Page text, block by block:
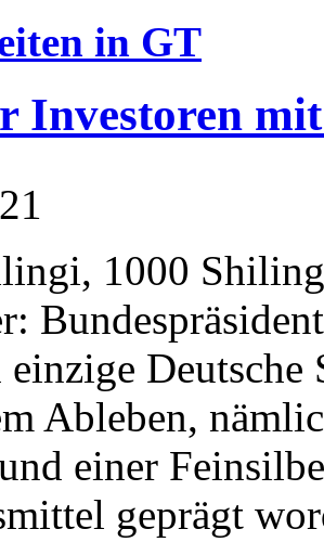
in GT
Investoren
1000
einzige Deutsche
Ableben,
einer
geprägt